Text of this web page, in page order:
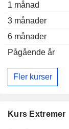
1 månad
3 månader
6 månader
Pågående år
Fler kurser
Kurs Extremer